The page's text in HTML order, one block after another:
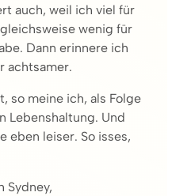
auch, weil ich viel für
wenig für
Dann erinnere ich
achtsamer.
so meine ich, als Folge
Lebenshaltung. Und
eben leiser. So isses,
Sydney,